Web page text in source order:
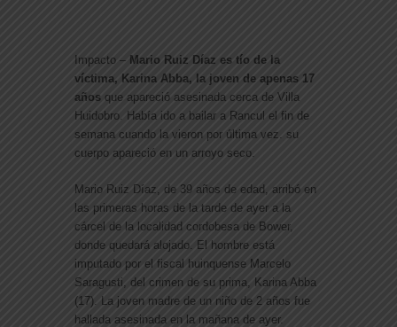
Impacto – Mario Ruiz Díaz es tío de la
víctima, Karina Abba, la joven de apenas 17
años que apareció asesinada cerca de Villa
Huidobro. Había ido a bailar a Rancul el fin de
semana cuando la vieron por última vez. su
cuerpo apareció en un arroyo seco.
Mario Ruiz Díaz, de 39 años de edad, arribó en
las primeras horas de la tarde de ayer a la
cárcel de la localidad cordobesa de Bower,
donde quedará alojado. El hombre está
imputado por el fiscal huinquense Marcelo
Saragusti, del crimen de su prima, Karina Abba
(17). La joven madre de un niño de 2 años fue
hallada asesinada en la mañana de ayer.